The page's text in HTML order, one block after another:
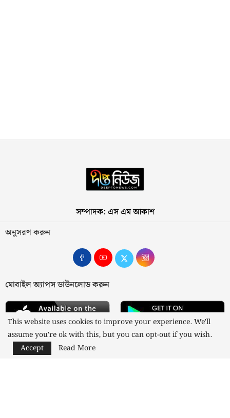
সম্পাদক: এস এম আকাশ
অনুসরণ করুন
মোবাইল অ্যাপস ডাউনলোড করুন
This website uses cookies to improve your experience. We'll
assume you're ok with this, but you can opt-out if you wish.
Accept
Read More